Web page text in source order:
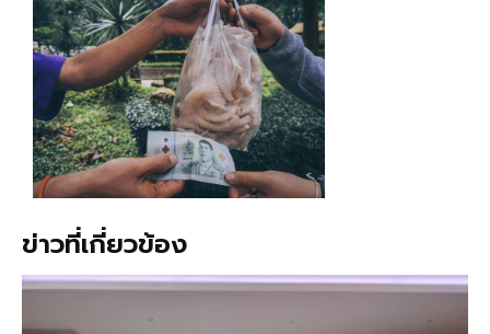
ข่าวที่เกี่ยวข้อง